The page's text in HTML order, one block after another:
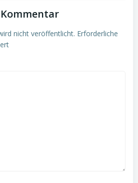
nicht veröffentlicht. Erforderliche